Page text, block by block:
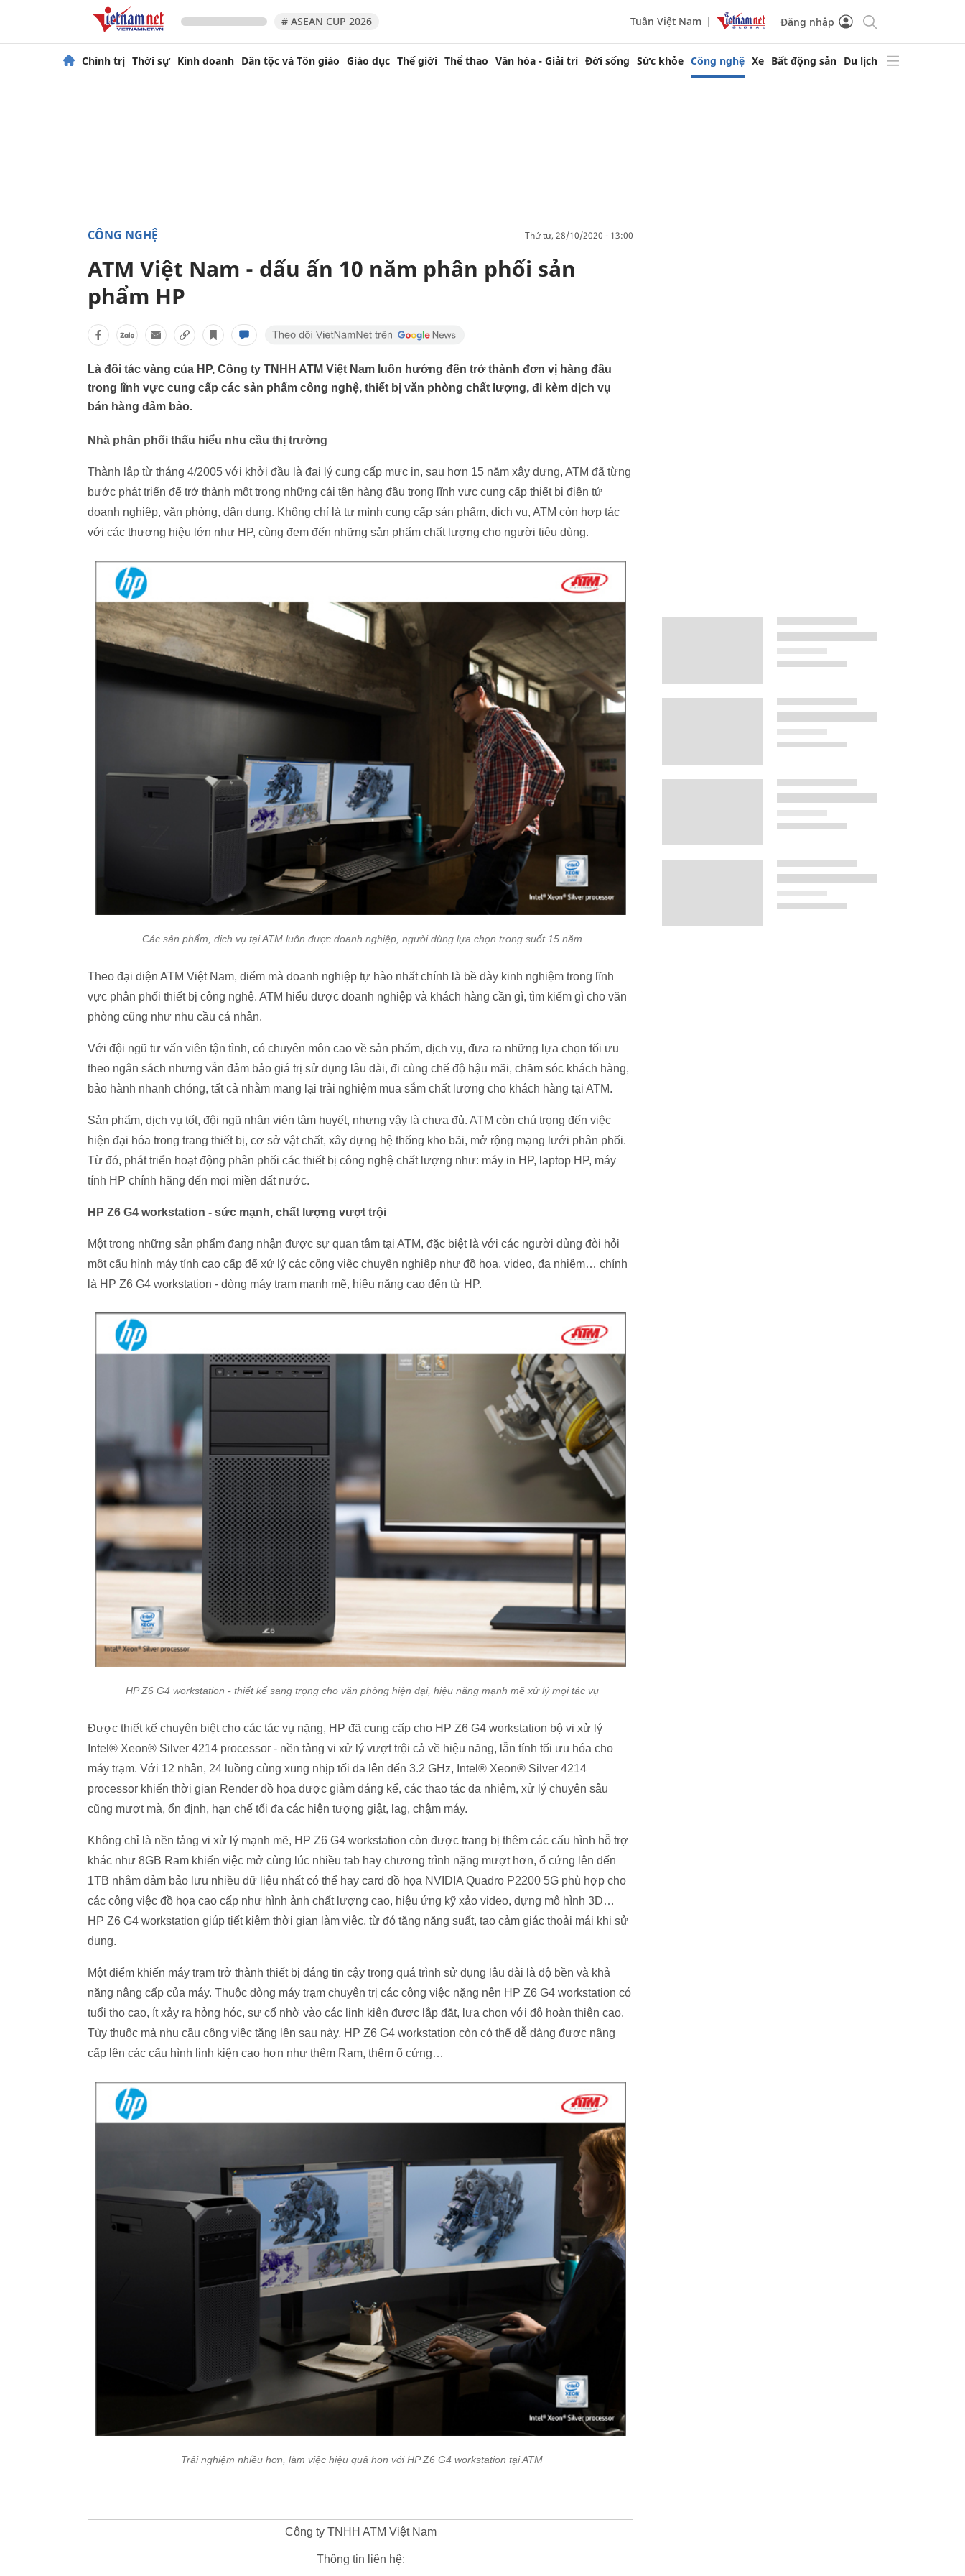
# ASEAN CUP 2026 Tuần Việt Nam Đăng nhập
Chính trị Thời sự Kinh doanh Dân tộc và Tôn giáo Giáo dục Thế giới Thể thao Văn hóa - Giải trí Đời sống Sức khỏe Công nghệ Xe Bất động sản Du lịch
CÔNG NGHỆ thứ tư, 28/10/2020 - 13:00
ATM Việt Nam - dấu ấn 10 năm phân phối sản
phẩm HP
Là đối tác vàng của HP, Công ty TNHH ATM Việt Nam luôn hướng đến trở thành đơn vị hàng đầu
trong lĩnh vực cung cấp các sản phẩm công nghệ, thiết bị văn phòng chất lượng, đi kèm dịch vụ
bán hàng đảm bảo.
Nhà phân phối thấu hiểu nhu cầu thị trường
Thành lập từ tháng 4/2005 với khởi đầu là đại lý cung cấp mực in, sau hơn 15 năm xây dựng, ATM đã từng
bước phát triển để trở thành một trong những cái tên hàng đầu trong lĩnh vực cung cấp thiết bị điện tử
doanh nghiệp, văn phòng, dân dụng. Không chỉ là tự mình cung cấp sản phẩm, dịch vụ, ATM còn hợp tác
với các thương hiệu lớn như HP, cùng đem đến những sản phẩm chất lượng cho người tiêu dùng.
Các sản phẩm, dịch vụ tại ATM luôn được doanh nghiệp, người dùng lựa chọn trong suốt 15 năm
Theo đại diện ATM Việt Nam, diểm mà doanh nghiệp tự hào nhất chính là bề dày kinh nghiệm trong lĩnh
vực phân phối thiết bị công nghệ. ATM hiểu được doanh nghiệp và khách hàng cần gì, tìm kiếm gì cho văn
phòng cũng như nhu cầu cá nhân.
Với đội ngũ tư vấn viên tận tình, có chuyên môn cao về sản phẩm, dịch vụ, đưa ra những lựa chọn tối ưu
theo ngân sách nhưng vẫn đảm bảo giá trị sử dụng lâu dài, đi cùng chế độ hậu mãi, chăm sóc khách hàng,
bảo hành nhanh chóng, tất cả nhằm mang lại trải nghiệm mua sắm chất lượng cho khách hàng tại ATM.
Sản phẩm, dịch vụ tốt, đội ngũ nhân viên tâm huyết, nhưng vậy là chưa đủ. ATM còn chú trọng đến việc
hiện đại hóa trong trang thiết bị, cơ sở vật chất, xây dựng hệ thống kho bãi, mở rộng mạng lưới phân phối.
Từ đó, phát triển hoạt động phân phối các thiết bị công nghệ chất lượng như: máy in HP, laptop HP, máy
tính HP chính hãng đến mọi miền đất nước.
HP Z6 G4 workstation - sức mạnh, chất lượng vượt trội
Một trong những sản phẩm đang nhận được sự quan tâm tại ATM, đặc biệt là với các người dùng đòi hỏi
một cấu hình máy tính cao cấp để xử lý các công việc chuyên nghiệp như đồ họa, video, đa nhiệm… chính
là HP Z6 G4 workstation - dòng máy trạm mạnh mẽ, hiệu năng cao đến từ HP.
HP Z6 G4 workstation - thiết kế sang trọng cho văn phòng hiện đại, hiệu năng mạnh mẽ xử lý mọi tác vụ
Được thiết kế chuyên biệt cho các tác vụ nặng, HP đã cung cấp cho HP Z6 G4 workstation bộ vi xử lý
Intel® Xeon® Silver 4214 processor - nền tảng vi xử lý vượt trội cả về hiệu năng, lẫn tính tối ưu hóa cho
máy trạm. Với 12 nhân, 24 luồng cùng xung nhịp tối đa lên đến 3.2 GHz, Intel® Xeon® Silver 4214
processor khiến thời gian Render đồ họa được giảm đáng kể, các thao tác đa nhiệm, xử lý chuyên sâu
cũng mượt mà, ổn định, hạn chế tối đa các hiện tượng giật, lag, chậm máy.
Không chỉ là nền tảng vi xử lý mạnh mẽ, HP Z6 G4 workstation còn được trang bị thêm các cấu hình hỗ trợ
khác như 8GB Ram khiến việc mở cùng lúc nhiều tab hay chương trình nặng mượt hơn, ổ cứng lên đến
1TB nhằm đảm bảo lưu nhiều dữ liệu nhất có thể hay card đồ họa NVIDIA Quadro P2200 5G phù hợp cho
các công việc đồ họa cao cấp như hình ảnh chất lượng cao, hiệu ứng kỹ xảo video, dựng mô hình 3D…
HP Z6 G4 workstation giúp tiết kiệm thời gian làm việc, từ đó tăng năng suất, tạo cảm giác thoải mái khi sử
dụng.
Một điểm khiến máy trạm trở thành thiết bị đáng tin cậy trong quá trình sử dụng lâu dài là độ bền và khả
năng nâng cấp của máy. Thuộc dòng máy trạm chuyên trị các công việc nặng nên HP Z6 G4 workstation có
tuổi thọ cao, ít xảy ra hỏng hóc, sự cố nhờ vào các linh kiện được lắp đặt, lựa chọn với độ hoàn thiện cao.
Tùy thuộc mà nhu cầu công việc tăng lên sau này, HP Z6 G4 workstation còn có thể dễ dàng được nâng
cấp lên các cấu hình linh kiện cao hơn như thêm Ram, thêm ổ cứng…
Trải nghiệm nhiều hơn, làm việc hiệu quả hơn với HP Z6 G4 workstation tại ATM
Công ty TNHH ATM Việt Nam
Thông tin liên hệ: